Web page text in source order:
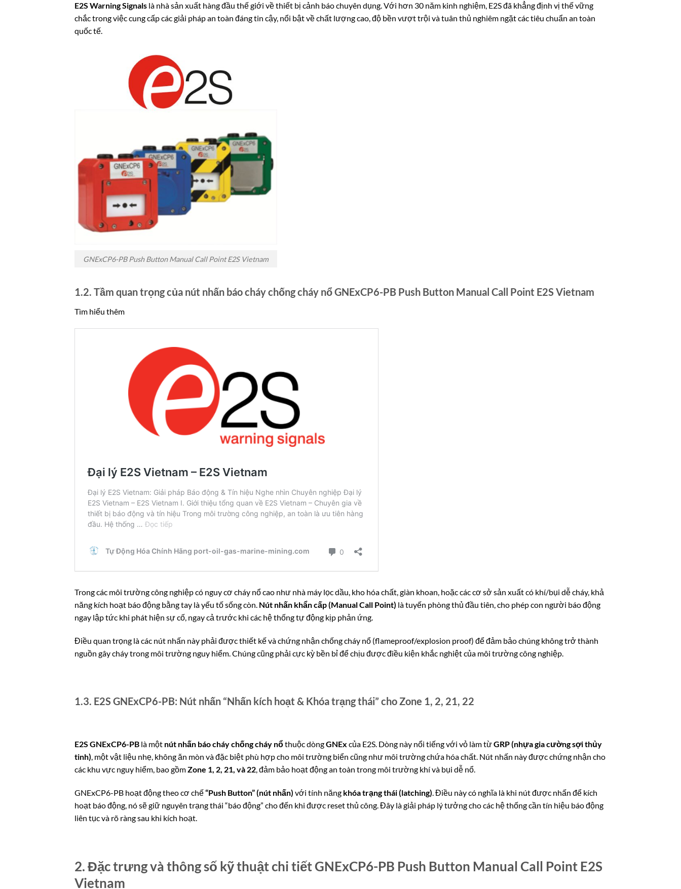
E2S Warning Signals là nhà sản xuất hàng đầu thế giới về thiết bị cảnh báo chuyên dụng. Với hơn 30 năm kinh nghiệm, E2S đã khẳng định vị thế vững
chắc trong việc cung cấp các giải pháp an toàn đáng tin cậy, nổi bật về chất lượng cao, độ bền vượt trội và tuân thủ nghiêm ngặt các tiêu chuẩn an toàn
quốc tế.
GNExCP6-PB Push Button Manual Call Point E2S Vietnam
1.2. Tầm quan trọng của nút nhấn báo cháy chống cháy nổ GNExCP6-PB Push Button Manual Call Point E2S Vietnam
Tìm hiểu thêm
Trong các môi trường công nghiệp có nguy cơ cháy nổ cao như nhà máy lọc dầu, kho hóa chất, giàn khoan, hoặc các cơ sở sản xuất có khí/bụi dễ cháy, khả
năng kích hoạt báo động bằng tay là yếu tố sống còn. Nút nhấn khẩn cấp (Manual Call Point) là tuyến phòng thủ đầu tiên, cho phép con người báo động
ngay lập tức khi phát hiện sự cố, ngay cả trước khi các hệ thống tự động kịp phản ứng.
Điều quan trọng là các nút nhấn này phải được thiết kế và chứng nhận chống cháy nổ (flameproof/explosion proof) để đảm bảo chúng không trở thành
nguồn gây cháy trong môi trường nguy hiểm. Chúng cũng phải cực kỳ bền bỉ để chịu được điều kiện khắc nghiệt của môi trường công nghiệp.
1.3. E2S GNExCP6-PB: Nút nhấn “Nhấn kích hoạt & Khóa trạng thái” cho Zone 1, 2, 21, 22
E2S GNExCP6-PB là một nút nhấn báo cháy chống cháy nổthuộc dòngGNEx của E2S. Dòng này nổi tiếng với vỏ làm từGRP (nhựa gia cường sợi thủy
tinh), một vật liệu nhẹ, không ăn mòn và đặc biệt phù hợp cho môi trường biển cũng như môi trường chứa hóa chất. Nút nhấn này được chứng nhận cho
các khu vực nguy hiểm, bao gồmZone 1, 2, 21, và 22, đảm bảo hoạt động an toàn trong môi trường khí và bụi dễ nổ.
GNExCP6-PB hoạt động theo cơ chế“Push Button” (nút nhấn) với tính năng khóa trạng thái (latching).Điều này có nghĩa là khi nút được nhấn để kích
hoạt báo động, nó sẽ giữ nguyên trạng thái “báo động” cho đến khi được reset thủ công. Đây là giải pháp lý tưởng cho các hệ thống cần tín hiệu báo động
liên tục và rõ ràng sau khi kích hoạt.
2. Đặc trưng và thông số kỹ thuật chi tiết GNExCP6-PB Push Button Manual Call Point E2S
Vietnam